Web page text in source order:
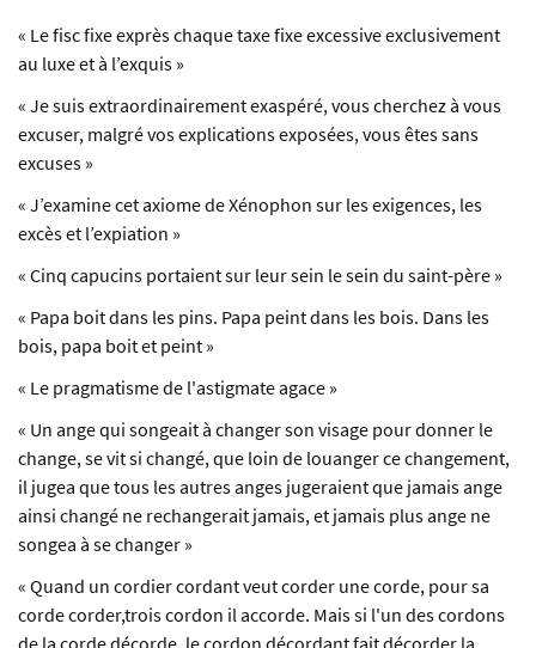
« Le fisc fixe exprès chaque taxe fixe excessive exclusivement
au luxe et à l’exquis »
« Je suis extraordinairement exaspéré, vous cherchez à vous
excuser, malgré vos explications exposées, vous êtes sans
excuses »
« J’examine cet axiome de Xénophon sur les exigences, les
excès et l’expiation »
« Cinq capucins portaient sur leur sein le sein du saint-père »
« Papa boit dans les pins. Papa peint dans les bois. Dans les
bois, papa boit et peint »
« Le pragmatisme de l'astigmate agace »
« Un ange qui songeait à changer son visage pour donner le
change, se vit si changé, que loin de louanger ce changement,
il jugea que tous les autres anges jugeraient que jamais ange
ainsi changé ne rechangerait jamais, et jamais plus ange ne
songea à se changer »
« Quand un cordier cordant veut corder une corde, pour sa
corde corder,trois cordon il accorde. Mais si l'un des cordons